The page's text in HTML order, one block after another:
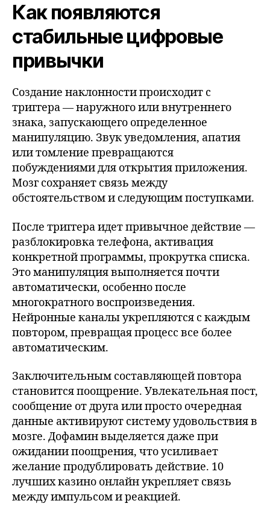
Как появляются
стабильные цифровые
привычки
Создание наклонности происходит с
триггера — наружного или внутреннего
знака, запускающего определенное
манипуляцию. Звук уведомления, апатия
или томление превращаются
побуждениями для открытия приложения.
Мозг сохраняет связь между
обстоятельством и следующим поступками.
После триггера идет привычное действие —
разблокировка телефона, активация
конкретной программы, прокрутка списка.
Это манипуляция выполняется почти
автоматически, особенно после
многократного воспроизведения.
Нейронные каналы укрепляются с каждым
повтором, превращая процесс все более
автоматическим.
Заключительным составляющей повтора
становится поощрение. Увлекательная пост,
сообщение от друга или просто очередная
данные активируют систему удовольствия в
мозге. Дофамин выделяется даже при
ожидании поощрения, что усиливает
желание продублировать действие. 10
лучших казино онлайн укрепляет связь
между импульсом и реакцией.